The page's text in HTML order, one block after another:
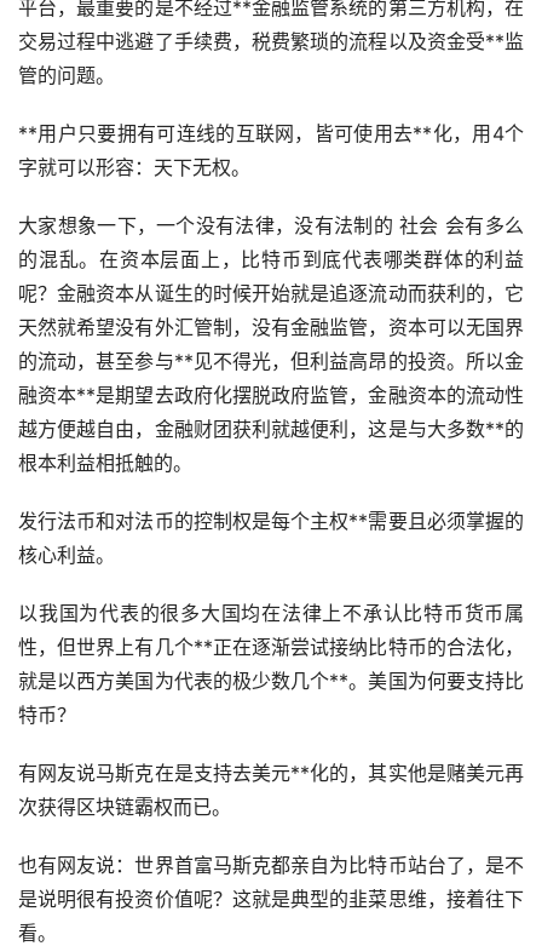
平台，最重要的是不经过**金融监管系统的第三方机构，在
交易过程中逃避了手续费，税费繁琐的流程以及资金受**监
管的问题。
**用户只要拥有可连线的互联网，皆可使用去**化，用4个
字就可以形容：天下无权。
大家想象一下，一个没有法律，没有法制的 社会 会有多么
的混乱。在资本层面上，比特币到底代表哪类群体的利益
呢？金融资本从诞生的时候开始就是追逐流动而获利的，它
天然就希望没有外汇管制，没有金融监管，资本可以无国界
的流动，甚至参与**见不得光，但利益高昂的投资。所以金
融资本**是期望去政府化摆脱政府监管，金融资本的流动性
越方便越自由，金融财团获利就越便利，这是与大多数**的
根本利益相抵触的。
发行法币和对法币的控制权是每个主权**需要且必须掌握的
核心利益。
以我国为代表的很多大国均在法律上不承认比特币货币属
性，但世界上有几个**正在逐渐尝试接纳比特币的合法化，
就是以西方美国为代表的极少数几个**。美国为何要支持比
特币？
有网友说马斯克在是支持去美元**化的，其实他是赌美元再
次获得区块链霸权而已。
也有网友说：世界首富马斯克都亲自为比特币站台了，是不
是说明很有投资价值呢？这就是典型的韭菜思维，接着往下
看。